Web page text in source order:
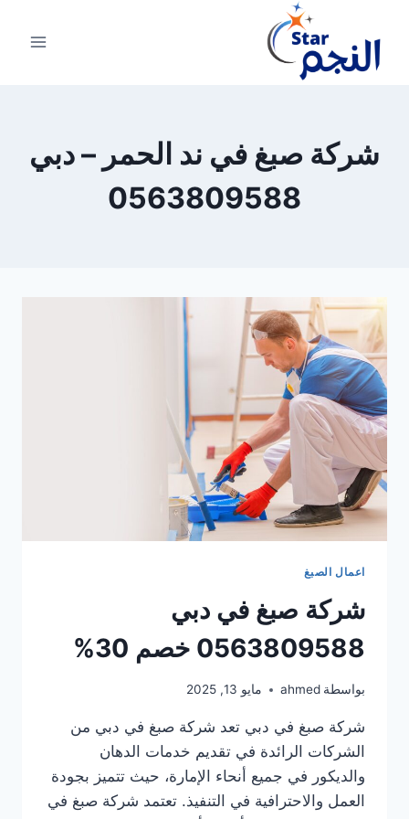
المحتوى
شركة صبغ في ند الحمر – دبي
0563809588
اعمال الصبغ
شركة صبغ في دبي
0563809588 خصم 30%
بواسطة ahmed مايو 13, 2025
شركة صبغ في دبي تعد شركة صبغ في دبي من
الشركات الرائدة في تقديم خدمات الدهان
والديكور في جميع أنحاء الإمارة، حيث تتميز بجودة
العمل والاحترافية في التنفيذ. تعتمد شركة صبغ في